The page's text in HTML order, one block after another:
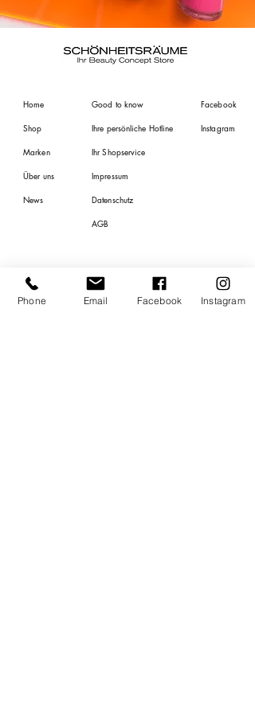
Home
Shop
Marken
Über uns
News
Facebook
Instagram
Good to know
Ihre persönliche Hotline
Ihr Shopservice
Impressum
Datenschutz
AGB
Phone Email Facebook Instagram